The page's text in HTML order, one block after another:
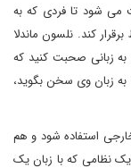
می شود تا فردی که به
کند. نلسون ماندلا
زبانی صحبت کنید که
زبان وی سخن بگوید،
استفاده شود و هم
نظامی که با زبان یک